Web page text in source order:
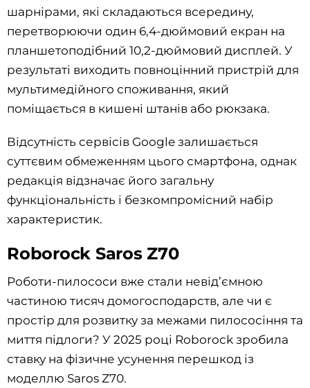
шарнірами, які складаються всередину,
перетворюючи один 6,4-дюймовий екран на
планшетоподібний 10,2-дюймовий дисплей. У
результаті виходить повноцінний пристрій для
мультимедійного споживання, який
поміщається в кишені штанів або рюкзака.
Відсутність сервісів Google залишається
суттєвим обмеженням цього смартфона, однак
редакція відзначає його загальну
функціональність і безкомпромісний набір
характеристик.
Roborock Saros Z70
Роботи-пилососи вже стали невід’ємною
частиною тисяч домогосподарств, але чи є
простір для розвитку за межами пилососіння та
миття підлоги? У 2025 році Roborock зробила
ставку на фізичне усунення перешкод із
моделлю Saros Z70.